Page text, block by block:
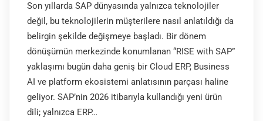
Son yıllarda SAP dünyasında yalnızca teknolojiler
değil, bu teknolojilerin müşterilere nasıl anlatıldığı da
belirgin şekilde değişmeye başladı. Bir dönem
dönüşümün merkezinde konumlanan “RISE with SAP”
yaklaşımı bugün daha geniş bir Cloud ERP, Business
AI ve platform ekosistemi anlatısının parçası haline
geliyor. SAP’nin 2026 itibarıyla kullandığı yeni ürün
dili; yalnızca ERP…